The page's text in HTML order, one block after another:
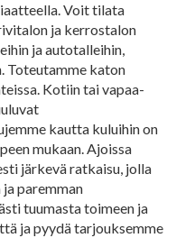
Voit tilata
ja kerrostalon
ja autotalleihin,
Toteutamme katon
Kotiin tai vapaa-
kautta kuluihin on
mukaan. Ajoissa
järkevä ratkaisu, jolla
paremman
tuumasta toimeen ja
ja pyydä tarjouksemme